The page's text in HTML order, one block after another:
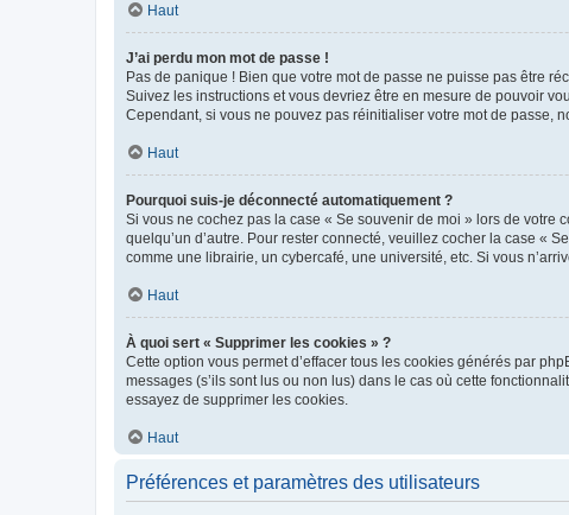
Haut
J’ai perdu mon mot de passe !
Pas de panique ! Bien que votre mot de passe ne puisse pas être
Suivez les instructions et vous devriez être en mesure de pouvoir
Cependant, si vous ne pouvez pas réinitialiser votre mot de passe,
Haut
Pourquoi suis-je déconnecté automatiquement ?
Si vous ne cochez pas la case « Se souvenir de moi » lors de votre
quelqu’un d’autre. Pour rester connecté, veuillez cocher la case «
comme une librairie, un cybercafé, une université, etc. Si vous
Haut
À quoi sert « Supprimer les cookies » ?
Cette option vous permet d’effacer tous les cookies générés par
messages (s’ils sont lus ou non lus) dans le cas où cette
essayez de supprimer les cookies.
Haut
Préférences et paramètres des utilisateurs